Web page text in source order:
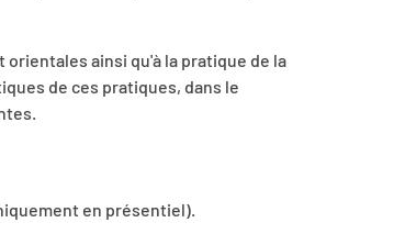
ainsi qu'à la pratique de la
de ces pratiques, dans le
en présentiel).